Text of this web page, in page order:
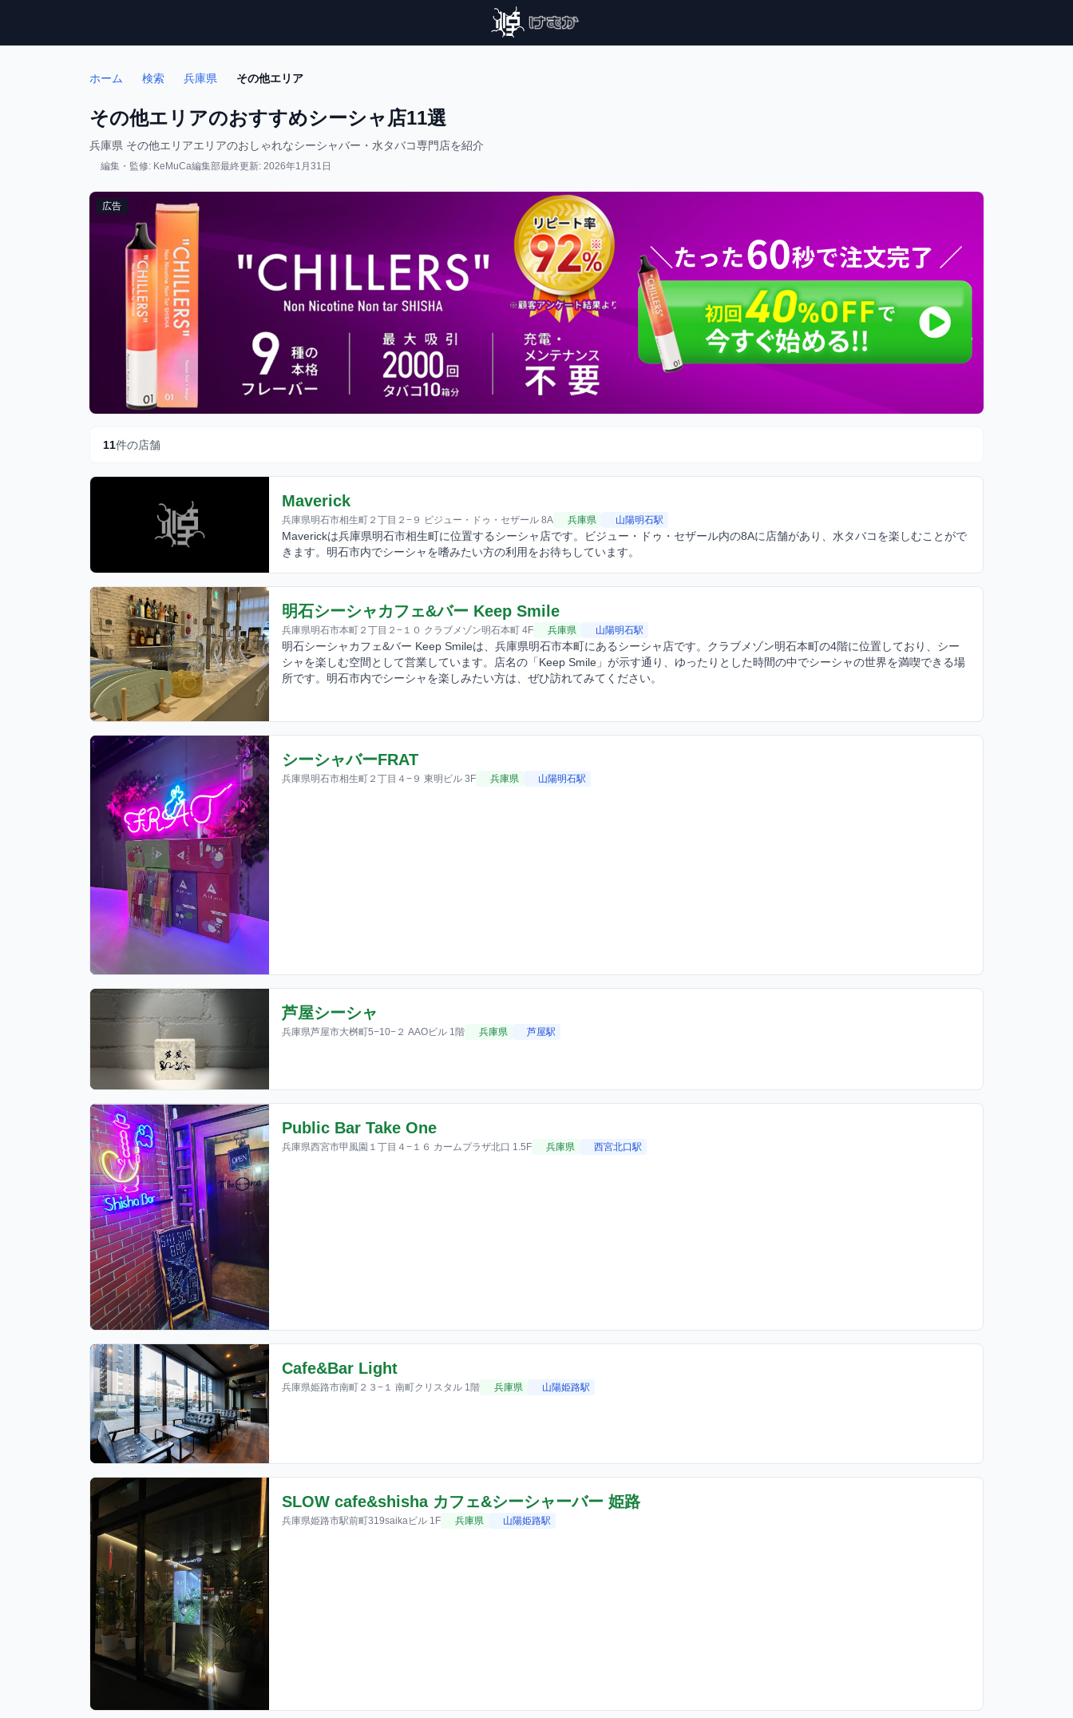
ホーム 検索 兵庫県 その他エリア
その他エリアのおすすめシーシャ店11選
兵庫県 その他エリアエリアのおしゃれなシーシャバー・水タバコ専門店を紹介
編集・監修: KeMuCa編集部最終更新: 2026年1月31日
広告
11件の店舗
Maverick
兵庫県明石市相生町２丁目２−９ ビジュー・ドゥ・セザール 8A 兵庫県 山陽明石駅
Maverickは兵庫県明石市相生町に位置するシーシャ店です。ビジュー・ドゥ・セザール内の8Aに店舗があり、水タバコを楽しむことがで
きます。明石市内でシーシャを嗜みたい方の利用をお待ちしています。
明石シーシャカフェ&バー Keep Smile
兵庫県明石市本町２丁目２−１０ クラブメゾン明石本町 4F 兵庫県 山陽明石駅
明石シーシャカフェ&バー Keep Smileは、兵庫県明石市本町にあるシーシャ店です。クラブメゾン明石本町の4階に位置しており、シー
シャを楽しむ空間として営業しています。店名の「Keep Smile」が示す通り、ゆったりとした時間の中でシーシャの世界を満喫できる場
所です。明石市内でシーシャを楽しみたい方は、ぜひ訪れてみてください。
シーシャバーFRAT
兵庫県明石市相生町２丁目４−９ 東明ビル 3F 兵庫県 山陽明石駅
芦屋シーシャ
兵庫県芦屋市大桝町5−10−２ AAOビル 1階 兵庫県 芦屋駅
Public Bar Take One
兵庫県西宮市甲風園１丁目４−１６ カームプラザ北口 1.5F 兵庫県 西宮北口駅
Cafe&Bar Light
兵庫県姫路市南町２３−１ 南町クリスタル 1階 兵庫県 山陽姫路駅
SLOW cafe&shisha カフェ&シーシャーバー 姫路
兵庫県姫路市駅前町319saikaビル 1F 兵庫県 山陽姫路駅